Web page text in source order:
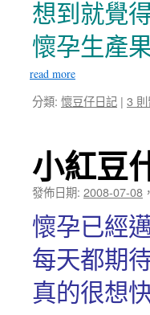
想到就覺
懷孕生產
read more
分類: 懷豆仔日記 | 3
小紅豆
發佈日期: 2008-07-08 ，
懷孕已經
每天都期
真的很想